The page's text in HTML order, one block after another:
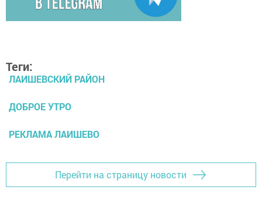
Теги:
ЛАИШЕВСКИЙ РАЙОН
ДОБРОЕ УТРО
РЕКЛАМА ЛАИШЕВО
Перейти на страницу новости